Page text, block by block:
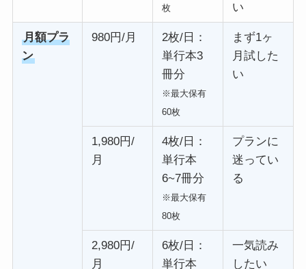
枚
い
月額プラ
ン
980円/月
2枚/日：
単行本3
冊分
※最大保有
60枚
まず1ヶ
月試した
い
1,980円/
月
4枚/日：
単行本
6~7冊分
※最大保有
80枚
プランに
迷ってい
る
2,980円/
月
6枚/日：
単行本
一気読み
したい